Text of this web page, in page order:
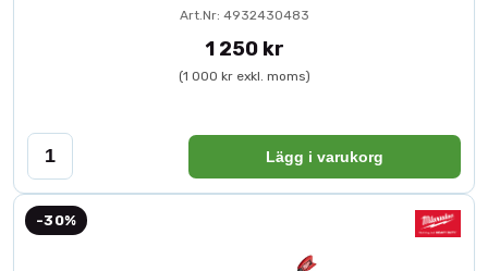
Art.Nr: 4932430483
1 250 kr
(1 000 kr exkl. moms)
Lägg i varukorg
-30%